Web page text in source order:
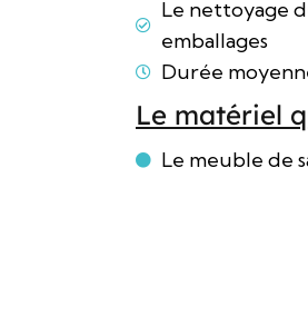
Le nettoyage
emballages
Durée
Le matériel
Le meuble de